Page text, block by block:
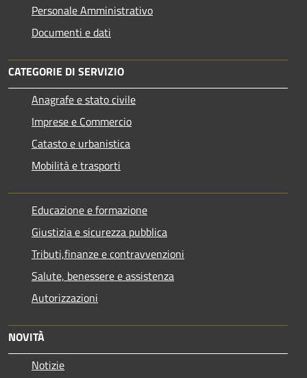
Personale Amministrativo
Documenti e dati
CATEGORIE DI SERVIZIO
Anagrafe e stato civile
Imprese e Commercio
Catasto e urbanistica
Mobilità e trasporti
Educazione e formazione
Giustizia e sicurezza pubblica
Tributi,finanze e contravvenzioni
Salute, benessere e assistenza
Autorizzazioni
NOVITÀ
Notizie